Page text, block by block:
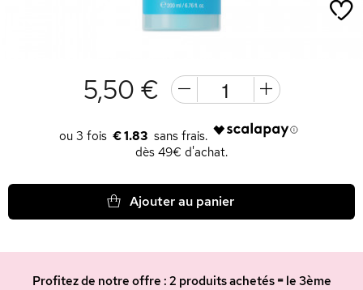
5,50 €
€ 1.83
dès 49€ d'achat.
Ajouter au panier
Profitez de notre offre : 2 produits achetés = le 3ème